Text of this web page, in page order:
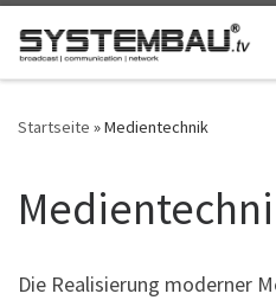
Zum Inhalt springen
Startseite »Medientechnik
Die Realisierung moderner